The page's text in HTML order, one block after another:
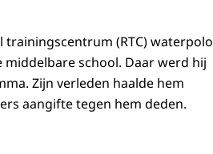
(RTC) waterpolo
school. Daar werd hij
Zijn verleden haalde hem
aangifte tegen hem deden.